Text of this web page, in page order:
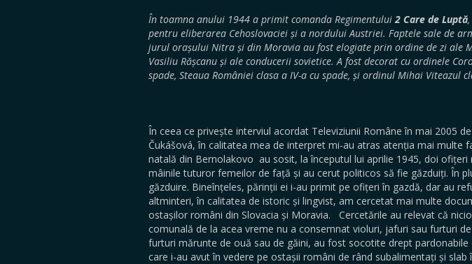
În toamna anului 1944 a primit comanda Regimentului2 Care de Luptă
pentru eliberarea Cehoslovaciei și a nordului Austriei. Faptele sale de
jurul orașului Nitra și din Moravia au fost elogiate prin ordine de zi ale
Vasiliu Rășcanu și ale conducerii sovietice. A fost decorat cu ordinele
spade, Steaua României clasa a IV-a cu spade, și ordinul Mihai Viteazul
În ceea ce privește interviul acordat Televiziunii Române în mai 2005
Čukášová, în calitatea mea de interpret mi-au atras atenția mai multe
natală din Bernolakovo au sosit, la începutul lui aprilie 1945, doi ofițeri
mâinile tuturor femeilor de față și au cerut politicos să fie găzduiți. În
găzduire. Bineînțeles, părinții ei i-au primit pe ofițeri în gazdă, dar au
altminteri, în calitatea de istoric și lingvist, am cercetat mai multe
ostașilor români din Slovacia și Moravia. Cercetările au relevat că
comunală de la acea vreme nu a consemnat violuri, jafuri sau furturi
furturi mărunte de ouă sau de găini, au fost socotite drept pardonabile
care i-au avut în vedere pe ostașii români de rând subalimentați și slab